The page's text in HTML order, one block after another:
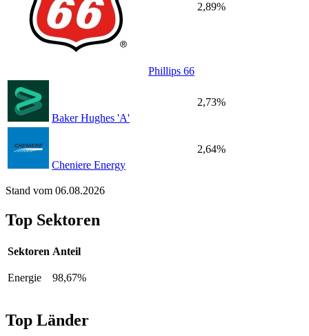
Phillips 66
2,89%
Baker Hughes 'A'
2,73%
Cheniere Energy
2,64%
Stand vom 06.08.2026
Top Sektoren
Sektoren Anteil
Energie 98,67%
Top Länder